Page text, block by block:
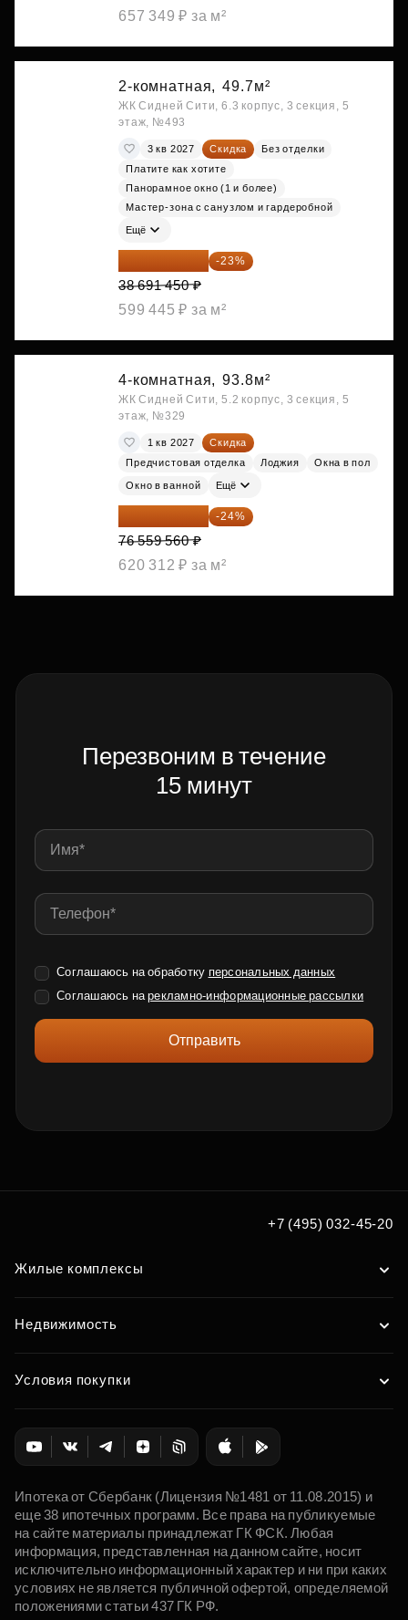
657 349 ₽ за м²
2-комнатная, 49.7м²
ЖК Сидней Сити, 6.3 корпус, 3 секция, 5
этаж, №493
3 кв 2027 Скидка
Без отделки
Платите как хотите
Панорамное окно (1 и более)
Мастер-зона с санузлом и гардеробной
Ещё
29 792 417 ₽ -23%
38 691 450 ₽
599 445 ₽ за м²
4-комнатная, 93.8м²
ЖК Сидней Сити, 5.2 корпус, 3 секция, 5
этаж, №329
1 кв 2027
Скидка
Предчистовая отделка
Лоджия Окна в пол
Окно в ванной Ещё
58 185 266 ₽ -24%
76 559 560 ₽
620 312 ₽ за м²
Перезвоним в течение
15 минут
Соглашаюсь на обработку персональных данных
Соглашаюсь нарекламно-информационные рассылки
Отправить
+7 (495) 032-45-20
Жилые комплексы
Недвижимость
Условия покупки
Ипотека от Сбербанк (Лицензия №1481 от 11.08.2015) и
еще 38 ипотечных программ. Все права на публикуемые
на сайте материалы принадлежат ГК ФСК. Любая
информация, представленная на данном сайте, носит
исключительно информационный характер и ни при каких
условиях не является публичной офертой, определяемой
положениями статьи 437 ГК РФ.